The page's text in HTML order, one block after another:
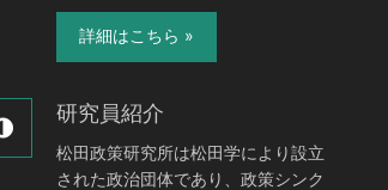
詳細はこちら »
研究員紹介
松田政策研究所は松田学により設立
された政治団体であり、政策シンク